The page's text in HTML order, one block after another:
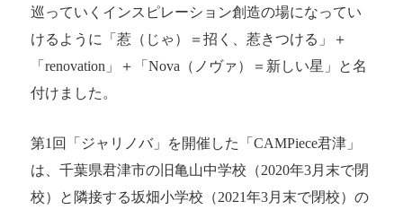
巡っていくインスピレーション創造の場になってい
けるように「惹（じゃ）＝招く、惹きつける」＋
「renovation」＋「Nova（ノヴァ）＝新しい星」と名
付けました。
第1回「ジャリノバ」を開催した「CAMPiece君津」
は、千葉県君津市の旧亀山中学校（2020年3月末で閉
校）と隣接する坂畑小学校（2021年3月末で閉校）の